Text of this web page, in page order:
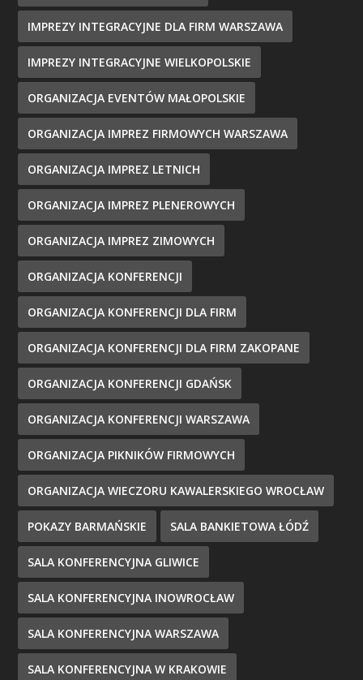
IMPREZY INTEGRACYJNE DLA FIRM WARSZAWA
IMPREZY INTEGRACYJNE WIELKOPOLSKIE
ORGANIZACJA EVENTÓW MAŁOPOLSKIE
ORGANIZACJA IMPREZ FIRMOWYCH WARSZAWA
ORGANIZACJA IMPREZ LETNICH
ORGANIZACJA IMPREZ PLENEROWYCH
ORGANIZACJA IMPREZ ZIMOWYCH
ORGANIZACJA KONFERENCJI
ORGANIZACJA KONFERENCJI DLA FIRM
ORGANIZACJA KONFERENCJI DLA FIRM ZAKOPANE
ORGANIZACJA KONFERENCJI GDAŃSK
ORGANIZACJA KONFERENCJI WARSZAWA
ORGANIZACJA PIKNIKÓW FIRMOWYCH
ORGANIZACJA WIECZORU KAWALERSKIEGO WROCŁAW
POKAZY BARMAŃSKIE SALA BANKIETOWA ŁÓDŹ
SALA KONFERENCYJNA GLIWICE
SALA KONFERENCYJNA INOWROCŁAW
SALA KONFERENCYJNA WARSZAWA
SALA KONFERENCYJNA W KRAKOWIE